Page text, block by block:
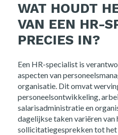
WAT HOUDT
VAN EEN HR-
PRECIES IN?
Een HR-specialist is
aspecten van
organisatie. Dit omvat
personeelsontwikkeling,
salarisadministratie en
dagelijkse taken variëren van
sollicitatiegesprekken tot het